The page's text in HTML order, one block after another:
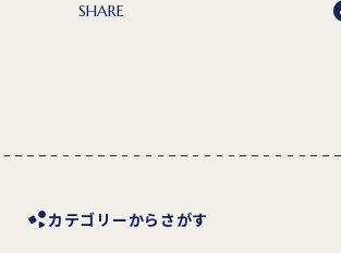
SHARE
カテゴリーからさがす